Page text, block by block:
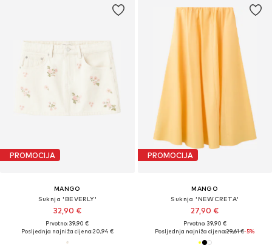
PROMOCIJA
MANGO
Suknja 'BEVERLY'
32,90 €
Prvotno: 39,90 €
Posljednja najniža cijena:20,94 €
PROMOCIJA
MANGO
Suknja 'NEWCRETA'
27,90 €
Prvotno: 39,90 €
Posljednja najniža cijena:29,61 €-5%